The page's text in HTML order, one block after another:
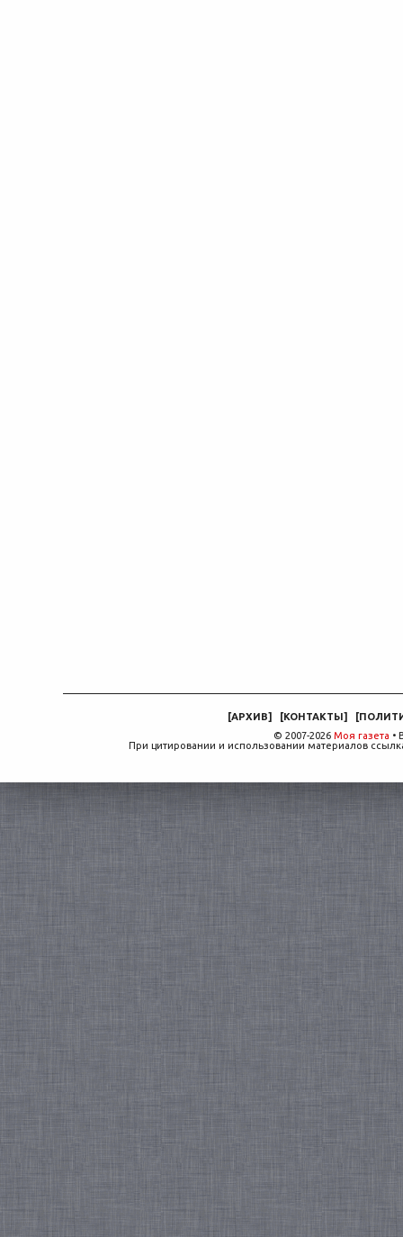
[АРХИВ] [КОНТАКТЫ] [
© 2007-2026 Моя газета •
При цитировании и использовании материалов